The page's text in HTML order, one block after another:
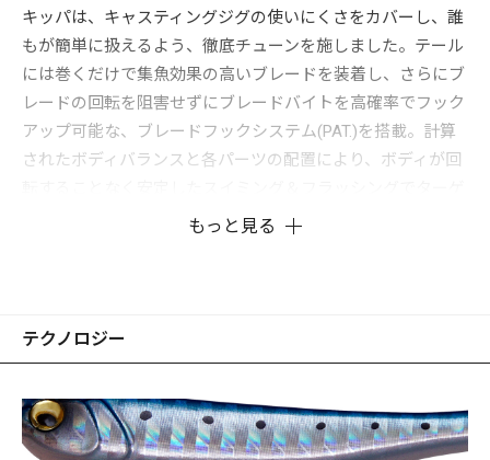
キッパは、キャスティングジグの使いにくさをカバーし、誰
もが簡単に扱えるよう、徹底チューンを施しました。テール
には巻くだけで集魚効果の高いブレードを装着し、さらにブ
レードの回転を阻害せずにブレードバイトを高確率でフック
アップ可能な、ブレードフックシステム(PAT.)を搭載。計算
されたボディバランスと各パーツの配置により、ボディが回
あらゆる魚種に効果的なティンセル付きアシストフックを標
準装備しており、また腹部に設けたおまかせアイにより、好
す。特にボトムからバイトしてくる魚には、おまかせアイへ
のフック装着が効果的。対象魚は、シーバス、ヒラメ、マゴ
もっと見る
テクノロジー